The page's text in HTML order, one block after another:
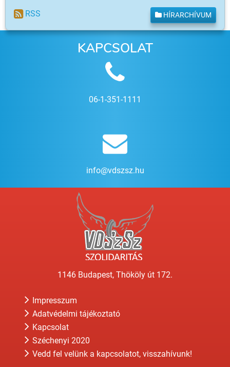
RSS HÍRARCHÍVUM
KAPCSOLAT
06-1-351-1111
info@vdszsz.hu
1146 Budapest, Thököly út 172.
Impresszum
Adatvédelmi tájékoztató
Kapcsolat
Széchenyi 2020
Vedd fel velünk a kapcsolatot, visszahívunk!